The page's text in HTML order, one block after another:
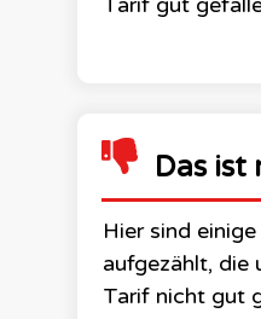
Das
Hier sind
aufgezählt, die
Tarif nicht gut